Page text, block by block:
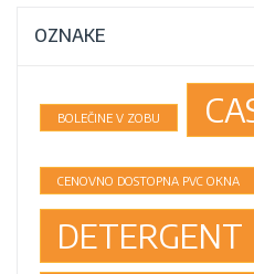
OZNAKE
BOLEČINE V ZOBU
CENOVNO DOSTOPNA PVC OKNA
DETERGENT